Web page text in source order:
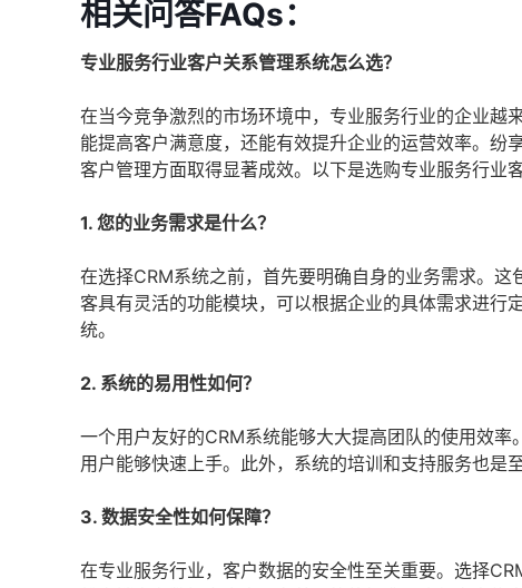
相关问答FAQs：
专业服务行业客户关系管理系统怎么选？
在当今竞争激烈的市场环境中，专业服务行业的企业越
能提高客户满意度，还能有效提升企业的运营效率。纷
客户管理方面取得显著成效。以下是选购专业服务行业
1. 您的业务需求是什么？
在选择CRM系统之前，首先要明确自身的业务需求。
客具有灵活的功能模块，可以根据企业的具体需求进行
统。
2. 系统的易用性如何？
一个用户友好的CRM系统能够大大提高团队的使用效
用户能够快速上手。此外，系统的培训和支持服务也是
3. 数据安全性如何保障？
在专业服务行业，客户数据的安全性至关重要。选择